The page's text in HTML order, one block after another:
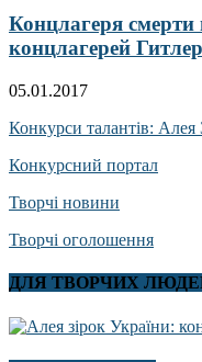
Концлагеря
концлагерей
05.01.2017
Конкурси талантів: Алея
Конкурсний портал
Творчі новини
Творчі оголошення
ДЛЯ ТВОРЧИХ